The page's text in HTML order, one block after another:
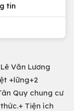
tin
Văn Lương
+lững+2
Quy chung cư
Tiện ích